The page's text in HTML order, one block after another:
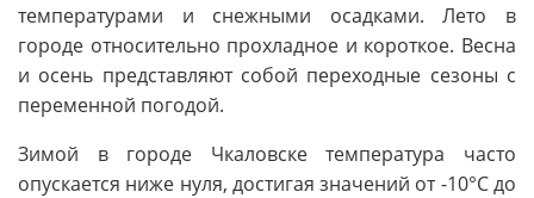
температурами и снежными осадками. Лето в
городе относительно прохладное и короткое. Весна
и осень представляют собой переходные сезоны с
переменной погодой.
Зимой в городе Чкаловске температура часто
опускается ниже нуля, достигая значений от -10°C до